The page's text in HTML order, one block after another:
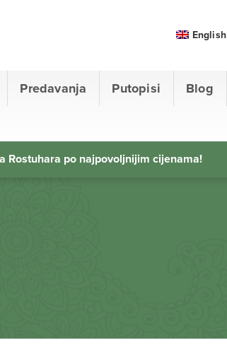
Predavanja Putopisi Blog
English
Rostuhara po najpovoljnijim cijenama!